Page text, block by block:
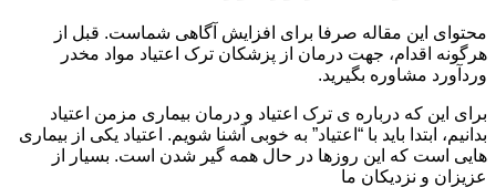
محتوای این مقاله صرفا برای افزایش آگاهی شماست. قبل از
هرگونه اقدام، جهت درمان از پزشکان ترک اعتیاد مواد مخدر
وردآورد مشاوره بگیرید.
برای این که درباره ی ترک اعتیاد و درمان بیماری مزمن اعتیاد
بدانیم، ابتدا باید با “اعتیاد” به خوبی آشنا شویم. اعتیاد یکی از بیماری
هایی است که این روزها در حال همه گیر شدن است. بسیار از
عزیزان و نزدیکان ما